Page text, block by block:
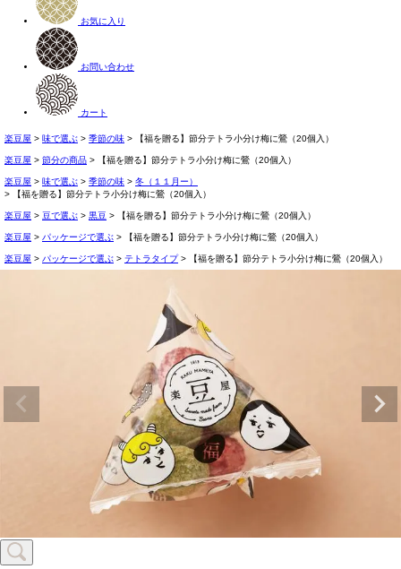
お気に入り
お問い合わせ
カート
楽豆屋 味で選ぶ 季節の味 【福を贈る】節分テトラ小分け梅に鶯（20個入）
楽豆屋 節分の商品 【福を贈る】節分テトラ小分け梅に鶯（20個入）
楽豆屋 味で選ぶ 季節の味
冬（１１月ー）
【福を贈る】節分テトラ小分け梅に鶯（20個入）
楽豆屋 豆で選ぶ 黒豆 【福を贈る】節分テトラ小分け梅に鶯（20個入）
楽豆屋 パッケージで選ぶ 【福を贈る】節分テトラ小分け梅に鶯（20個入）
楽豆屋 パッケージで選ぶ テトラタイプ 【福を贈る】節分テトラ小分け梅に鶯（20個入）